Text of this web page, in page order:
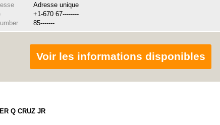
Adresse unique
+1-670 67--------
85-------
Voir les informations disponibles
Q CRUZ JR